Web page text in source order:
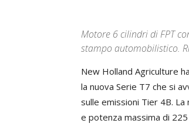
Motore 6 cilindri di FPT
stampo automobilistico.
New Holland Agriculture
la nuova Serie T7 che si
sulle emissioni Tier 4B.
e potenza massima di 225